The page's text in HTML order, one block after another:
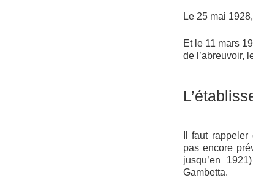
Le 25 mai
Et le 11 mars
de l’abreuvoir,
Il faut
pas encore
jusqu’en
Gambetta.